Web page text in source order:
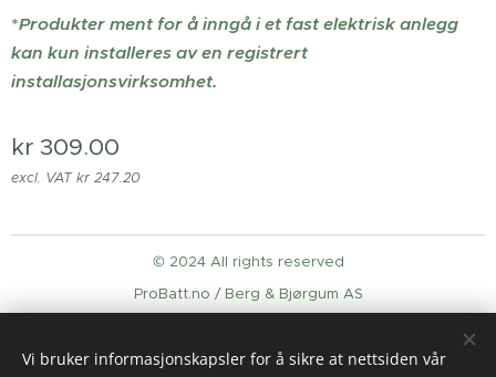
*Produkter ment for å inngå i et fast elektrisk anlegg
kan kun installeres av en registrert
installasjonsvirksomhet.
kr 309.00
excl. VAT kr 247.20
© 2024 All rights reserved
ProBatt.no / Berg & Bjørgum AS
Languages
Vi bruker informasjonskapsler for å sikre at nettsiden vår